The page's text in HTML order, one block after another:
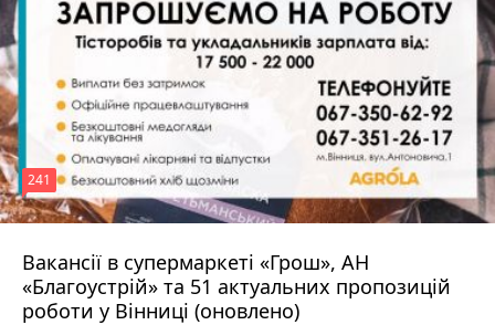
Вакансії в супермаркеті «Грош», АН
«Благоустрій» та 51 актуальних пропозицій
роботи у Вінниці (оновлено)
241
4 серпня 2026 р.